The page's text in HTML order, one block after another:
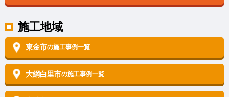
施工地域
東金市の施工事例一覧
大網白里市の施工事例一覧